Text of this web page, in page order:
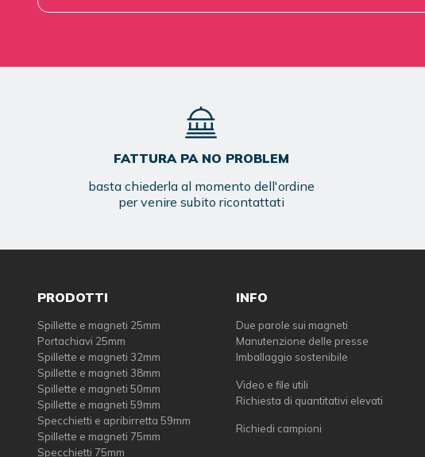
FATTURA PA NO PROBLEM
basta chiederla al momento dell'ordine
per venire subito ricontattati
PRODOTTI
Spillette e magneti 25mm
Portachiavi 25mm
Spillette e magneti 32mm
Spillette e magneti 38mm
Spillette e magneti 50mm
Spillette e magneti 59mm
Specchietti e apribirretta 59mm
Spillette e magneti 75mm
Specchietti 75mm
INFO
Due parole sui magneti
Manutenzione delle presse
Imballaggio sostenibile
Video e file utili
Richiesta di quantitativi elevati
Richiedi campioni